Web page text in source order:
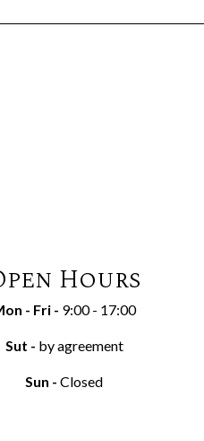
Hours
- Fri - 9:00 - 17:00
Sut - by agreement
Sun - Closed